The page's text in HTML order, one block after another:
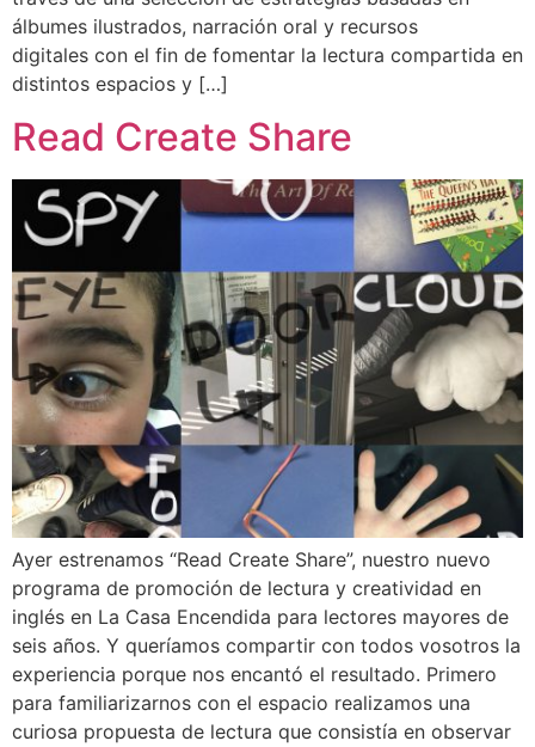
álbumes ilustrados, narración oral y recursos
digitales con el fin de fomentar la lectura compartida en
distintos espacios y […]
Read Create Share
Ayer estrenamos “Read Create Share”, nuestro nuevo
programa de promoción de lectura y creatividad en
inglés en La Casa Encendida para lectores mayores de
seis años. Y queríamos compartir con todos vosotros la
experiencia porque nos encantó el resultado. Primero
para familiarizarnos con el espacio realizamos una
curiosa propuesta de lectura que consistía en observar